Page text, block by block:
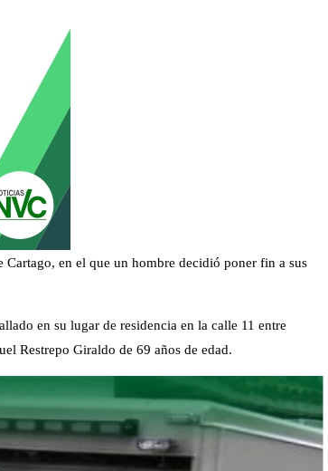
en el que un hombre decidió poner fin a sus
en su lugar de residencia en la calle 11 entre
Restrepo Giraldo de 69 años de edad.